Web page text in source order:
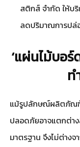
สติกส์ จำกัด ให้บ
ลดปริมาณการปล่
‘แผ่นไม้บอ
ท
แม้รูปลักษณ์ผลิตภัณ
ปลอดภัยอาจแตกต่า
มาตรฐาน จึงไม่ต่างจ